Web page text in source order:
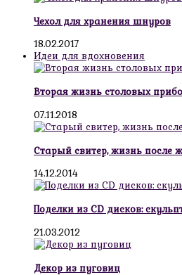
Чехол для хранения шнуров
18.02.2017
Идеи для вдохновения
Вторая жизнь столовых
07.11.2018
Старый свитер, жизнь после
14.12.2014
Поделки из CD дисков:
21.03.2012
Декор из пуговиц